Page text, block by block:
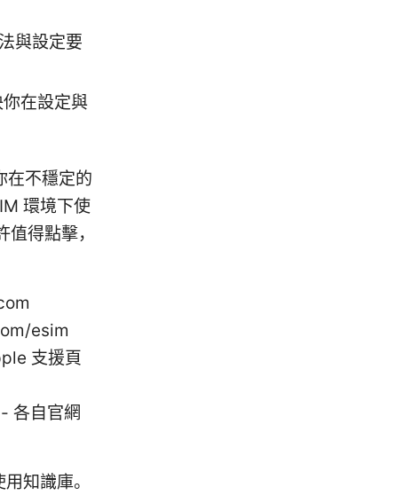
與設定要
在設定與
在不穩定的
環境下使
得點擊，
esim
支援頁
各自官網
知識庫。